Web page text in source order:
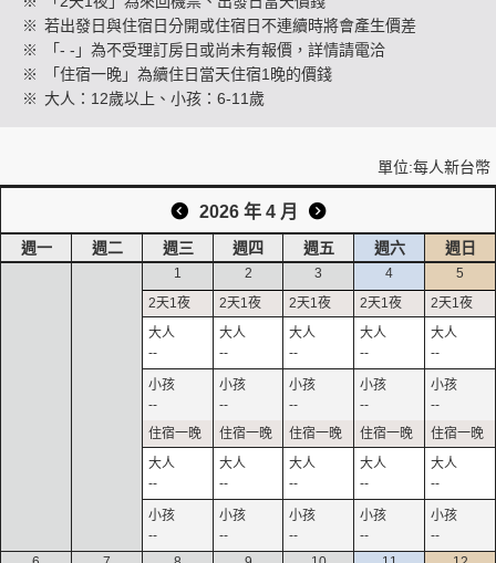
※ 若出發日與住宿日分開或住宿日不連續時將會產生價差
※
「- -」為不受理訂房日或尚未有報價，詳情請電洽
※
「住宿一晚」為續住日當天住宿1晚的價錢
※ 大人：12歲以上、小孩：6-11歲
單位:每人新台幣
2026 年 4 月
週一 週二 週三 週四 週五 週六 週日
1
--
--
--
--
2
--
--
--
--
3
--
--
--
--
4
--
--
--
--
5
--
--
--
--